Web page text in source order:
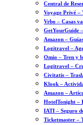
Central de
Voyage Privé –
Vrbo – Casas
GetYourGuide
Amazon –
Logitravel –
Omio – Tren y
Logitravel –
Civitatis –
Klook –
Amazon –
HotelTonight –
IATI – Seguro
Ticketmaster –